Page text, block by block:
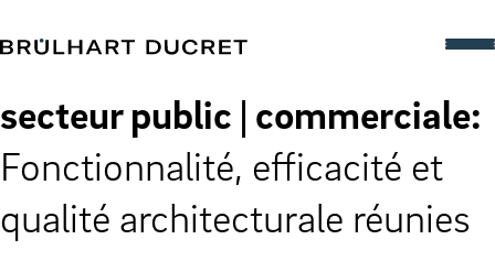
secteur public | commerciale:
Fonctionnalité, efficacité et
qualité architecturale réunies